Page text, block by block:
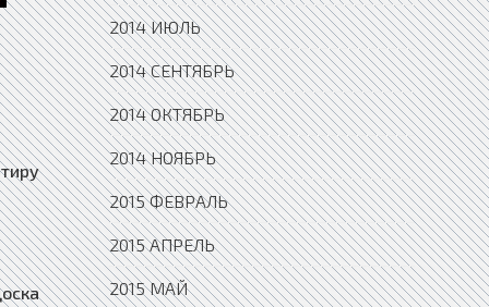
Доска объявлений Сдать Квартиру Ставрополь, Доска объявлений Сдать Квартиру Старая Купавна, Доска объявлений Сдать Квартиру Старая Русса, Доска объявлений Сдать Квартиру Старица, Доска объявлений Сдать Квартиру Стародуб, Доска объявлений Сдать Квартиру Старый Крым, Доска объявлений Сдать Квартиру Старый Оскол, Доска объявлений Сдать Квартиру Стерлитамак, Доска объявлений Сдать Квартиру Стрежевой, Доска объявлений Сдать Квартиру Строитель, Доска объявлений Сдать Квартиру Струнино,
2014 ИЮЛЬ
2014 СЕНТЯБРЬ
2014 ОКТЯБРЬ
2014 НОЯБРЬ
2015 ФЕВРАЛЬ
2015 АПРЕЛЬ
2015 МАЙ